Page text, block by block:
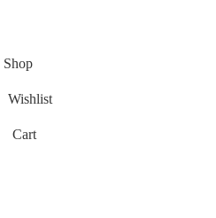
Shop
Wishlist
Cart